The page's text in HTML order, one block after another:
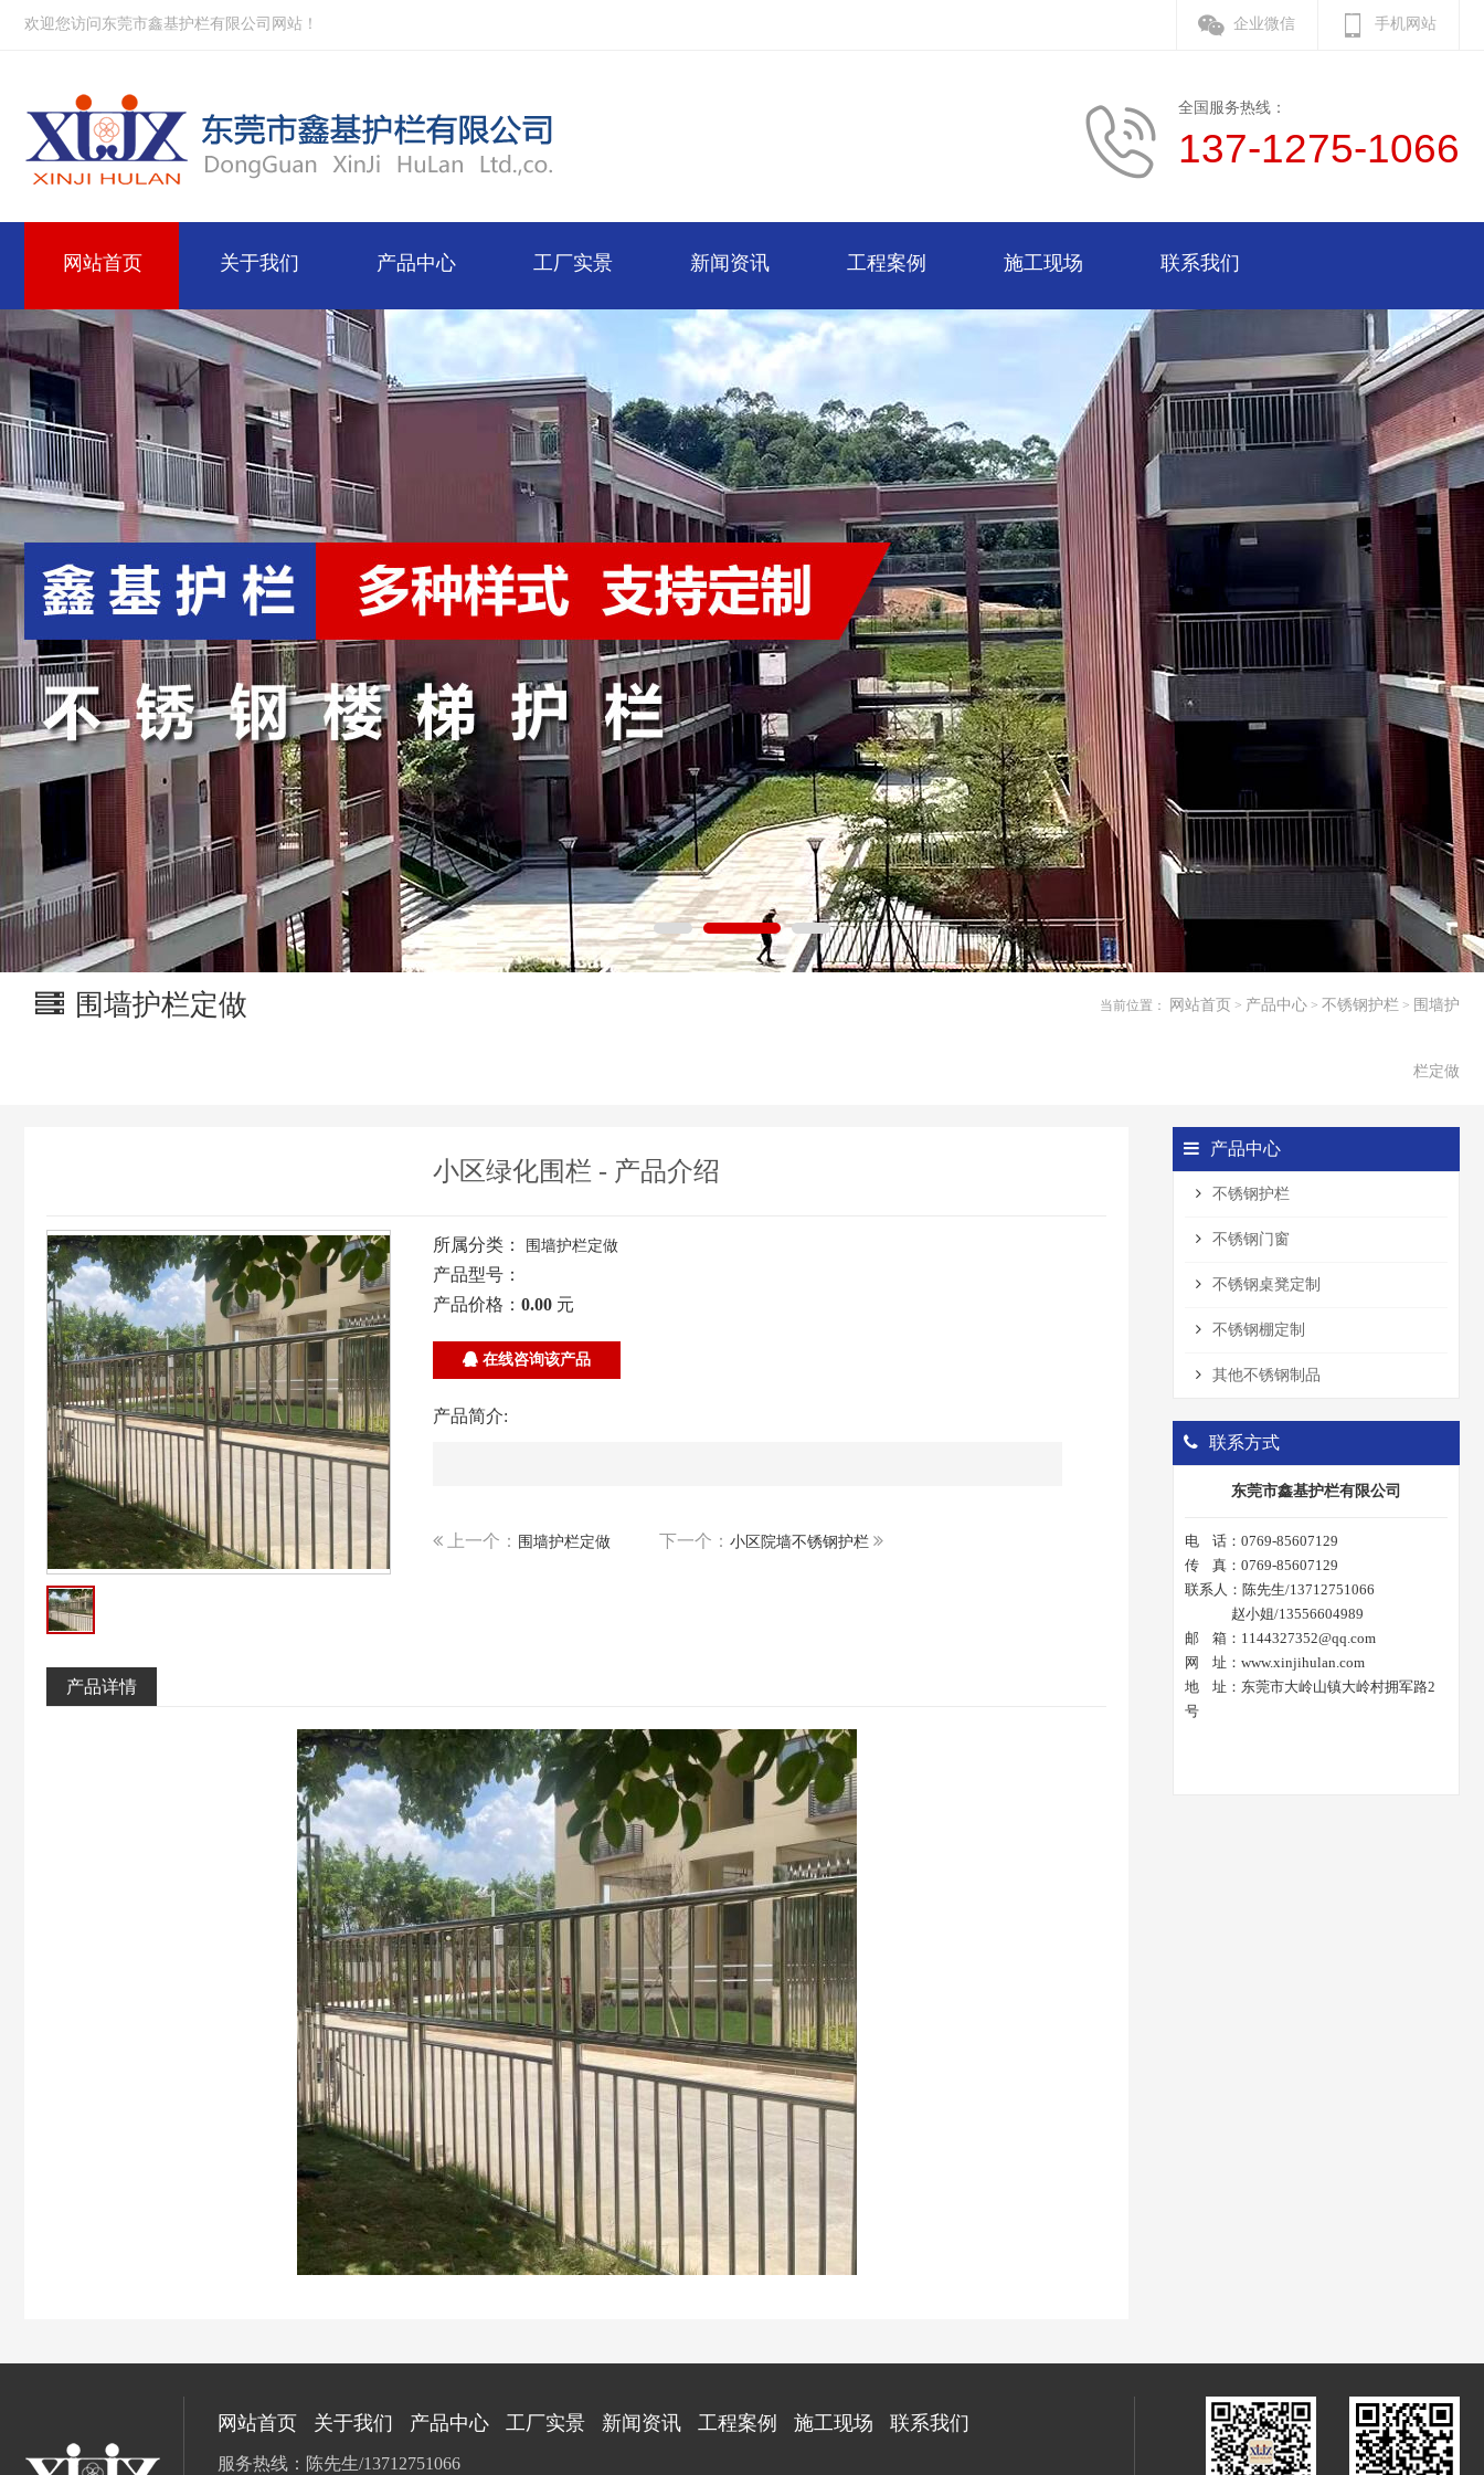
欢迎您访问东莞市鑫基护栏有限公司网站！ 企业微信 手机网站
全国服务热线：
137-1275-1066
网站首页 关于我们 产品中心 工厂实景 新闻资讯 工程案例 施工现场 联系我们
围墙护栏定做 当前位置： 网站首页 > 产品中心 > 不锈钢护栏 > 围墙护
栏定做
小区绿化围栏 - 产品介绍
所属分类： 围墙护栏定做
产品型号：
产品价格： 0.00 元
在线咨询该产品
产品简介:
上一个： 围墙护栏定做 下一个： 小区院墙不锈钢护栏
产品详情
产品中心
不锈钢护栏
不锈钢门窗
不锈钢桌凳定制
不锈钢棚定制
其他不锈钢制品
联系方式
东莞市鑫基护栏有限公司
电 话：0769-85607129
传 真：0769-85607129
联系人：陈先生/13712751066
赵小姐/13556604989
邮 箱：1144327352@qq.com
网 址：www.xinjihulan.com
地 址：东莞市大岭山镇大岭村拥军路2
号
网站首页 关于我们 产品中心 工厂实景 新闻资讯 工程案例 施工现场 联系我们
服务热线：陈先生/13712751066